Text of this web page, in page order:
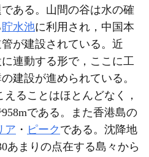
ある。山間の谷は水の確
貯水池に利用され，中国本
が建設されている。近
連動する形で，ここに工
建設が進められている。
ることはほとんどなく，
である。また香港島の
ア ・ ピーク である。沈降地
あまりの点在する島々から